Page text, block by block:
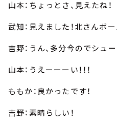
山本：ちょっとさ、見えたね！
武知：見えました！北さんボー
吉野：うん、多分今のでシュ
山本：うえーーーい！！！
ももか：良かったです！
吉野：素晴らしい！